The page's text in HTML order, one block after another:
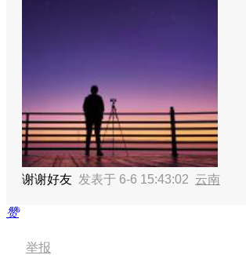
谢谢好友 发表于 6-6 15:43:02 云南
赞
举报